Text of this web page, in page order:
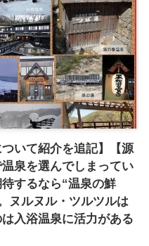
いて紹介を追記】【源
泉を選んでしまってい
するなら“温泉の鮮
ヌルヌル・ツルツルは
入浴温泉に活力がある